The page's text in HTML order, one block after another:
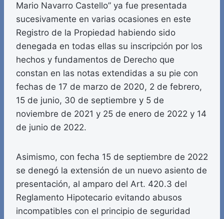
Mario Navarro Castello” ya fue presentada
sucesivamente en varias ocasiones en este
Registro de la Propiedad habiendo sido
denegada en todas ellas su inscripción por los
hechos y fundamentos de Derecho que
constan en las notas extendidas a su pie con
fechas de 17 de marzo de 2020, 2 de febrero,
15 de junio, 30 de septiembre y 5 de
noviembre de 2021 y 25 de enero de 2022 y 14
de junio de 2022.
Asimismo, con fecha 15 de septiembre de 2022
se denegó la extensión de un nuevo asiento de
presentación, al amparo del Art. 420.3 del
Reglamento Hipotecario evitando abusos
incompatibles con el principio de seguridad